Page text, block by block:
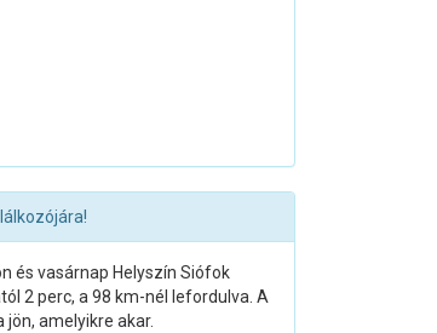
és vasárnap Helyszín Siófok
2 perc, a 98 km-nél lefordulva. A
amelyikre akar.